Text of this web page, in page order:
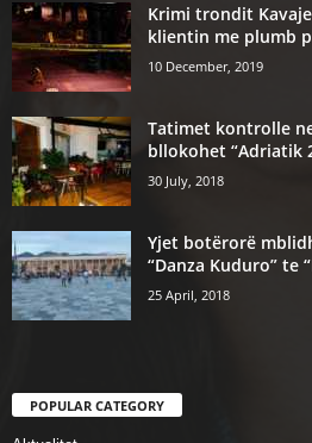
Krimi trondit
klientin me plumb
10 December, 2019
Tatimet kontrolle
bllokohet “Adriatik
30 July, 2018
Yjet botërorë
“Danza Kuduro” te
25 April, 2018
POPULAR CATEGORY